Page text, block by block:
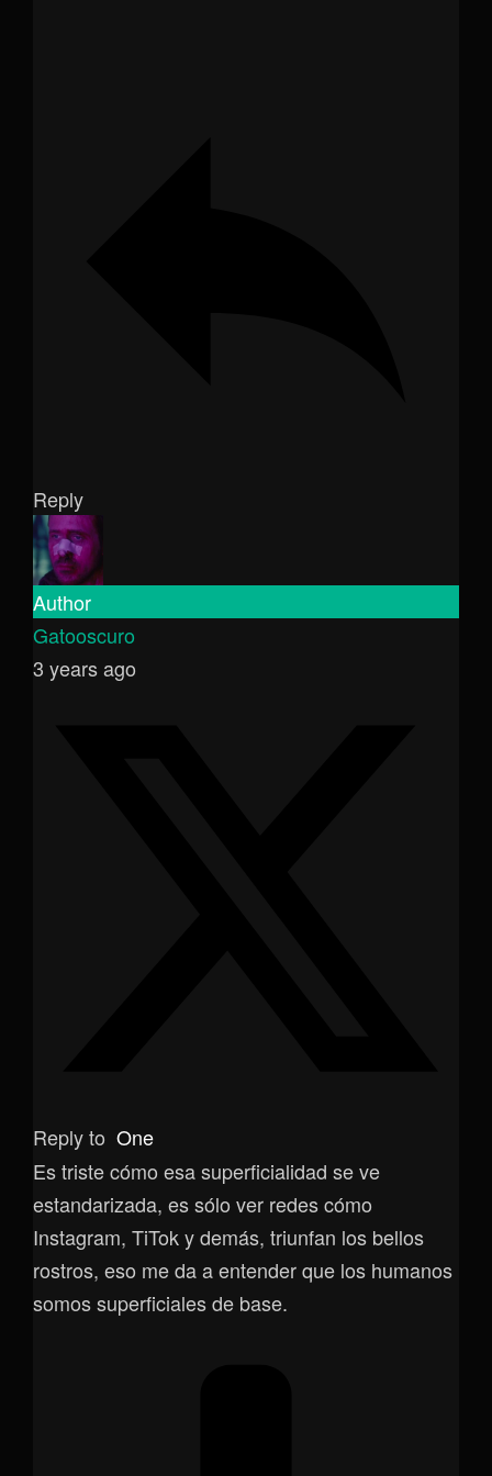
Reply
Author
Gatooscuro
3 years ago
Reply to One
Es triste cómo esa superficialidad se ve
estandarizada, es sólo ver redes cómo
Instagram, TiTok y demás, triunfan los bellos
rostros, eso me da a entender que los humanos
somos superficiales de base.